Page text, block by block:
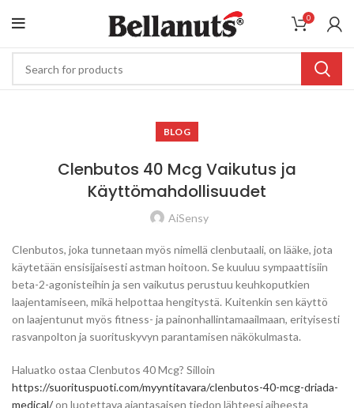
0
BLOG
Clenbutos 40 Mcg Vaikutus ja
Käyttömahdollisuudet
AiSensy
Clenbutos, joka tunnetaan myös nimellä clenbutaali, on lääke, jota
käytetään ensisijaisesti astman hoitoon. Se kuuluu sympaattisiin
beta-2-agonisteihin ja sen vaikutus perustuu keuhkoputkien
laajentamiseen, mikä helpottaa hengitystä. Kuitenkin sen käyttö
on laajentunut myös fitness- ja painonhallintamaailmaan, erityisesti
rasvanpolton ja suorituskyvyn parantamisen näkökulmasta.
Haluatko ostaa Clenbutos 40 Mcg? Silloin
https://suorituspuoti.com/myyntitavara/clenbutos-40-mcg-driada-
medical/on luotettava ajantasaisen tiedon lähteesi aiheesta